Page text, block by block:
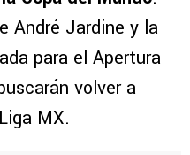
André Jardine y la
para el Apertura
volver a
MX.